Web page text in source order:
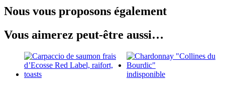
à
maison,
purée
pommes
terre
Nous vous proposons également
Vous aimerez peut-être aussi…
indisponible